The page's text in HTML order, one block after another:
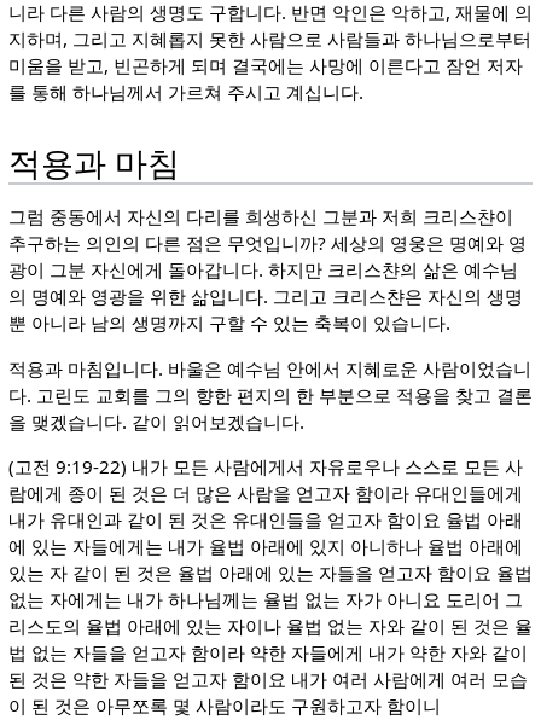
니라 다른 사람의 생명도 구합니다. 반면 악인은 악하고, 재물에 의
지하며, 그리고 지혜롭지 못한 사람으로 사람들과 하나님으로부터
미움을 받고, 빈곤하게 되며 결국에는 사망에 이른다고 잠언 저자
를 통해 하나님께서 가르쳐 주시고 계십니다.
적용과 마침
그럼 중동에서 자신의 다리를 희생하신 그분과 저희 크리스챤이
추구하는 의인의 다른 점은 무엇입니까? 세상의 영웅은 명예와 영
광이 그분 자신에게 돌아갑니다. 하지만 크리스챤의 삶은 예수님
의 명예와 영광을 위한 삶입니다. 그리고 크리스챤은 자신의 생명
뿐 아니라 남의 생명까지 구할 수 있는 축복이 있습니다.
적용과 마침입니다. 바울은 예수님 안에서 지혜로운 사람이었습니
다. 고린도 교회를 그의 향한 편지의 한 부분으로 적용을 찾고 결론
을 맺겠습니다. 같이 읽어보겠습니다.
(고전 9:19-22) 내가 모든 사람에게서 자유로우나 스스로 모든 사
람에게 종이 된 것은 더 많은 사람을 얻고자 함이라 유대인들에게
내가 유대인과 같이 된 것은 유대인들을 얻고자 함이요 율법 아래
에 있는 자들에게는 내가 율법 아래에 있지 아니하나 율법 아래에
있는 자 같이 된 것은 율법 아래에 있는 자들을 얻고자 함이요 율법
없는 자에게는 내가 하나님께는 율법 없는 자가 아니요 도리어 그
리스도의 율법 아래에 있는 자이나 율법 없는 자와 같이 된 것은 율
법 없는 자들을 얻고자 함이라 약한 자들에게 내가 약한 자와 같이
된 것은 약한 자들을 얻고자 함이요 내가 여러 사람에게 여러 모습
이 된 것은 아무쪼록 몇 사람이라도 구원하고자 함이니